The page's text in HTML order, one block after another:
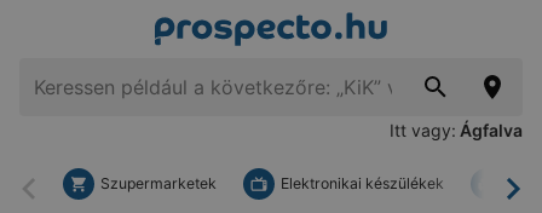
Itt vagy: Ágfalva
Vissza
Szupermarketek Elektronikai készülékek